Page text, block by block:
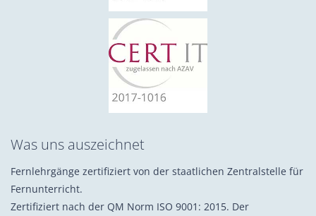
Was uns auszeichnet
Fernlehrgänge zertifiziert von der staatlichen Zentralstelle für
Fernunterricht.
Zertifiziert nach der QM Norm ISO 9001: 2015. Der